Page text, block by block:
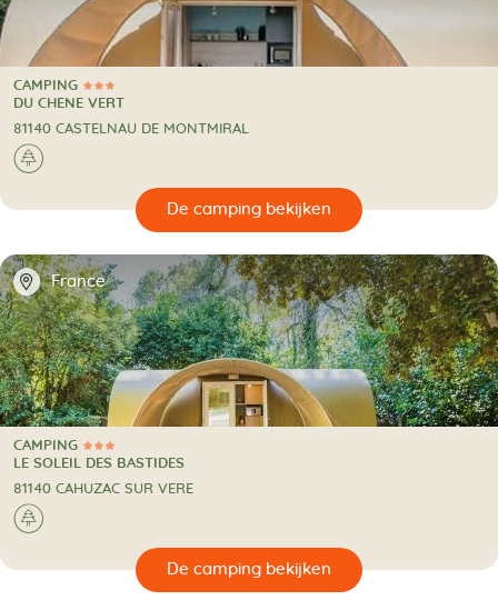
3 Sterren
CAMPING
CAMPING
DU CHENE VERT
81140 CASTELNAU DE MONTMIRAL
🌲
🔍
📍 France
3 Sterren
CAMPING
CAMPING
LE SOLEIL DES BASTIDES
81140 CAHUZAC SUR VERE
🌲
🔍